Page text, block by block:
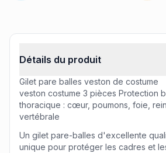
Détails du produit
Gilet pare balles veston de costume
veston costume 3 pièces Protection
thoracique : cœur, poumons, foie,
vertébrale
Un gilet pare-balles d'excellente
unique pour protéger les cadres et